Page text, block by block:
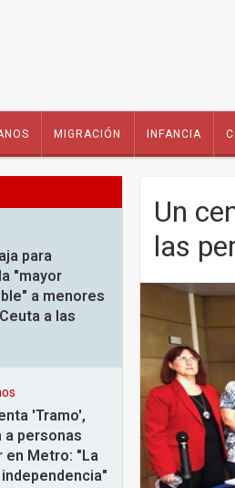
MIGRACIÓN INFANCIA
para
"mayor
a menores
a las
'Tramo',
a personas
en Metro: "La
Un
las